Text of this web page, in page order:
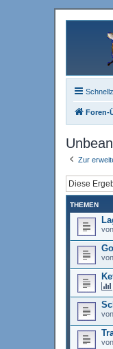
Foren-
Zur
THEMEN
von
von
von
von